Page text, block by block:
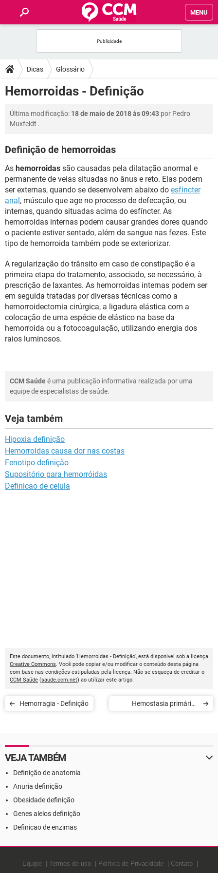
MENU
FÓRUM
SAÚDE
FAMÍLIA
SEXUALIDADE
GLOSSÁRIO
Dicas Glossário
Hemorroidas - Definição
Última modificação: 18 de maio de 2018 às 09:43 por Pedro
Muxfeldt .
Definição de hemorroidas
As hemorroidas são causadas pela dilatação anormal e
permanente de veias situadas no ânus e reto. Elas podem
ser externas, quando se desenvolvem abaixo do esfíncter
anal, músculo que age no processo de defecação, ou
internas, quando situadas acima do esfíncter. As
hemorroidas internas podem causar grandes dores quando
o paciente estiver sentado, além de sangue nas fezes. Este
tipo de hemorroida também pode se exteriorizar.
A regularização do trânsito em caso de constipação é a
primeira etapa do tratamento, associado, se necessário, à
prescrição de laxantes. As hemorroidas internas podem ser
em seguida tratadas por diversas técnicas como a
hemorroidectomia cirúrgica, a ligadura elástica com a
colocação de uma espécie de elástico na base da
hemorroida ou a fotocoagulação, utilizando energia dos
raios luminosos.
CCM Saúdeé uma publicação informativa realizada por uma
equipe de especialistas de saúde.
Veja também
Hipoxia definição
Hemorroidas causa dor nas costas
Fenotipo definição
Supositório para hemorróidas
Definicao de celula
Este documento, intitulado 'Hemorroidas - Definição', está disponível sob a licença
Creative Commons. Você pode copiar e/ou modificar o conteúdo desta página
com base nas condições estipuladas pela licença. Não se esqueça de creditar o
CCM Saúde (saude.ccm.net) ao utilizar este artigo.
Hemorragia - Definição
Hemostasia primária -
VEJA TAMBÉM
Definição de anatomia
Anuria definição
Obesidade definição
Genes alelos definição
Definicao de enzimas
Equipe Termos de uso Política de Privacidade Contato